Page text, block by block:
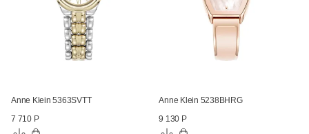
Anne Klein 5363SVTT
7 710 Р
Anne Klein 5238BHRG
9 130 Р